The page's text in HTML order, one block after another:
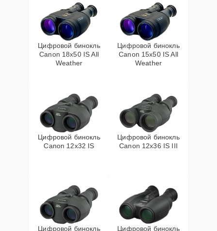
Цифровой бинокль
Canon 18x50 IS All
Weather
Цифровой бинокль
Canon 15x50 IS All
Weather
Цифровой бинокль
Canon 12x32 IS
Цифровой бинокль
Canon 12x36 IS III
Цифровой бинокль
Цифровой бинокль